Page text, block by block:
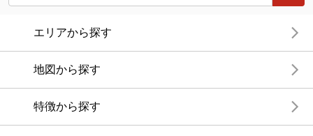
エリアから探す
地図から探す
特徴から探す